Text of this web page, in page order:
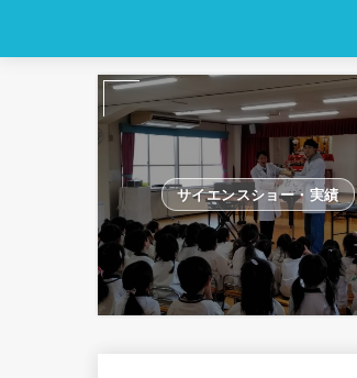
サイエンスショー・実績